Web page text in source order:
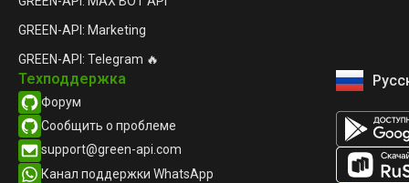
GREEN-API: Marketing
GREEN-API: Telegram 🔥
Техподдержка
Форум
Сообщить о проблеме
support@green-api.com
Канал поддержки WhatsApp